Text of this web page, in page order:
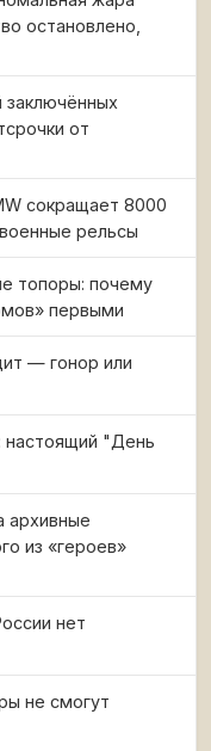
остановлено,
заключённых
от
сокращает 8000
рельсы
топоры: почему
первыми
— гонор или
настоящий "День
архивные
из «героев»
нет
не смогут